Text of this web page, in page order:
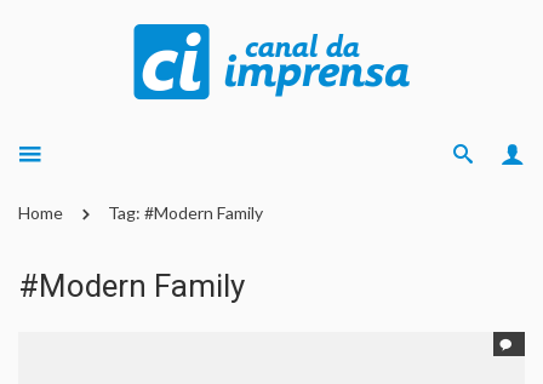
Home Tag: #Modern Family
#Modern Family